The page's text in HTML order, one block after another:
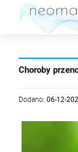
Choroby
Dodano: 06-12-